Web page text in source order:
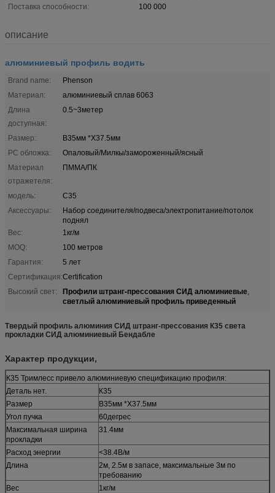
Поставка способности:
100 000
описание
алюминиевый профиль водить
Brand name:
Phenson
Материал:
алюминиевый сплав 6063
Длина
доступная:
0.5~3метер
Размер:
В35мм *Х37.5мм
PC обложка:
Опаловый/Милкы/замороженный/ясный
Материал
отражетеля:
ПММА/ПК
модель:
C35
Аксессуары:
Набор соединителя/подвеса/электропитание/потолок
поднял
Вес:
1кг/м
MOQ:
100 метров
Гарантия:
5 лет
Сертификация:Certification
Высокий свет:
Профили штранг-прессования СИД алюминиевые,
светлый алюминиевый профиль приведенный
Твердый профиль алюминия СИД штранг-прессования К35 света
прокладки СИД алюминиевый Бендабле
Характер продукции,
К35 Тримлесс привело алюминиевую спецификацию профиля:
Деталь нет.
К35
Размер
В35мм *Х37.5мм
Угол пучка
60дегрес
Максимальная ширина
прокладки
31.4мм
Расход энергии
<38.4В/м
Длина
2м, 2.5м в запасе, максимальные 3м по
требованию
Вес
1кг/м